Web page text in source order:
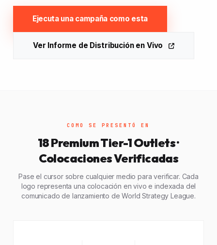
Ejecuta una campaña como esta
Ver Informe de Distribución en Vivo
COMO SE PRESENTÓ EN
18 Premium Tier-1 Outlets ·
Colocaciones Verificadas
Pase el cursor sobre cualquier medio para verificar. Cada
logo representa una colocación en vivo e indexada del
comunicado de lanzamiento de World Strategy League.